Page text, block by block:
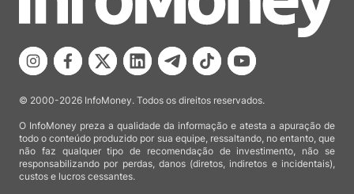
© 2000-2026 InfoMoney. Todos os direitos reservados.
O InfoMoney preza a qualidade da informação e atesta a apuração de
todo o conteúdo produzido por sua equipe, ressaltando, no entanto, que
não faz qualquer tipo de recomendação de investimento, não se
responsabilizando por perdas, danos (diretos, indiretos e incidentais),
custos e lucros cessantes.